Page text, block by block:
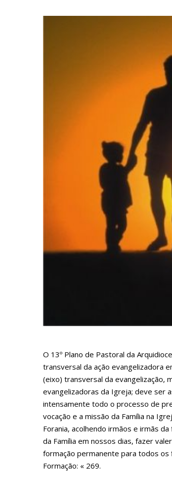
O 13º Plano de Pastoral da
transversal da ação evangelizadora
(eixo) transversal da evangelização,
evangelizadoras da Igreja; deve ser
intensamente todo o processo de
vocação e a missão da Família na
Forania, acolhendo irmãos e irmãs
da Família em nossos dias, fazer
formação permanente para todos os
Formação: « 269.